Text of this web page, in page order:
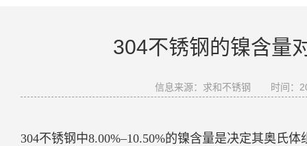
304不锈钢的镍含量
信息来源：求和不锈钢 时间：
304不锈钢中8.00%–10.50%的镍含量是决定其奥氏